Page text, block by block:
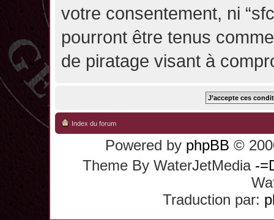
votre consentement, ni
pourront être tenus
de piratage visant à
Index du forum
Powered by phpBB ©
Theme By WaterJetMedia -
Traduction par: